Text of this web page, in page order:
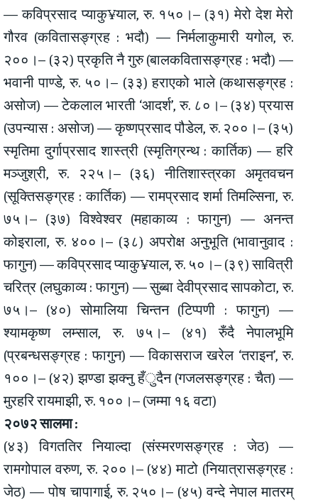
— कविप्रसाद प्याकु¥याल, रु. १५०।– (३१) मेरो देश मेरो
गौरव (कवितासङ्ग्रह : भदौ) — निर्मलाकुमारी यगोल, रु.
२००।– (३२) प्रकृति नै गुरु (बालकवितासङ्ग्रह : भदौ) —
भवानी पाण्डे, रु. ५०।– (३३) हराएको भाले (कथासङ्ग्रह :
असोज) — टेकलाल भारती ‘आदर्श’, रु. ८०।– (३४) प्रयास
(उपन्यास : असोज) — कृष्णप्रसाद पौडेल, रु. २००।– (३५)
स्मृतिमा दुर्गाप्रसाद शास्त्री (स्मृतिग्रन्थ : कार्तिक) — हरि
मञ्जुश्री, रु. २२५।– (३६) नीतिशास्त्रका अमृतवचन
(सूक्तिसङ्ग्रह : कार्तिक) — रामप्रसाद शर्मा तिमल्सिना, रु.
७५।– (३७) विश्वेश्वर (महाकाव्य : फागुन) — अनन्त
कोइराला, रु. ४००।– (३८) अपरोक्ष अनुभूति (भावानुवाद :
फागुन) — कविप्रसाद प्याकु¥याल, रु. ५०।– (३९) सावित्री
चरित्र (लघुकाव्य : फागुन) — सुब्बा देवीप्रसाद सापकोटा, रु.
७५।– (४०) सोमालिया चिन्तन (टिप्पणी : फागुन) —
श्यामकृष्ण लम्साल, रु. ७५।– (४१) रुँदै नेपालभूमि
(प्रबन्धसङ्ग्रह : फागुन) — विकासराज खरेल ‘तराइन’, रु.
१००।– (४२) झण्डा झक्नु हँुदैन (गजलसङ्ग्रह : चैत) —
मुरहरि रायमाझी, रु. १००।– (जम्मा १६ वटा)
२०७२ सालमा :
(४३) विगततिर नियाल्दा (संस्मरणसङ्ग्रह : जेठ) —
रामगोपाल वरुण, रु. २००।– (४४) माटो (नियात्रासङ्ग्रह :
जेठ) — पोष चापागाई, रु. २५०।– (४५) वन्दे नेपाल मातरम्